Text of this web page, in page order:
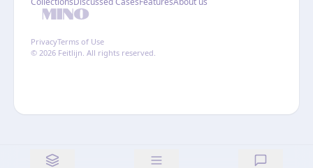
PrivacyTerms of Use
© 2026 Feitlijn. All rights reserved.